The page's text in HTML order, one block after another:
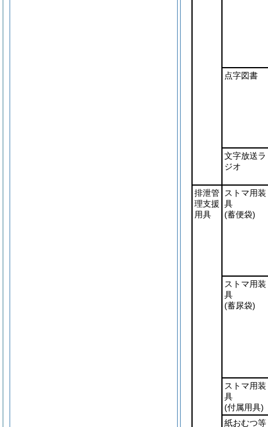
点字図書
文字放送ラ
ジオ
排泄管
理支援
用具
ストマ用装
具
(蓄便袋)
ストマ用装
具
(蓄尿袋)
ストマ用装
具
(付属用具)
紙おむつ等